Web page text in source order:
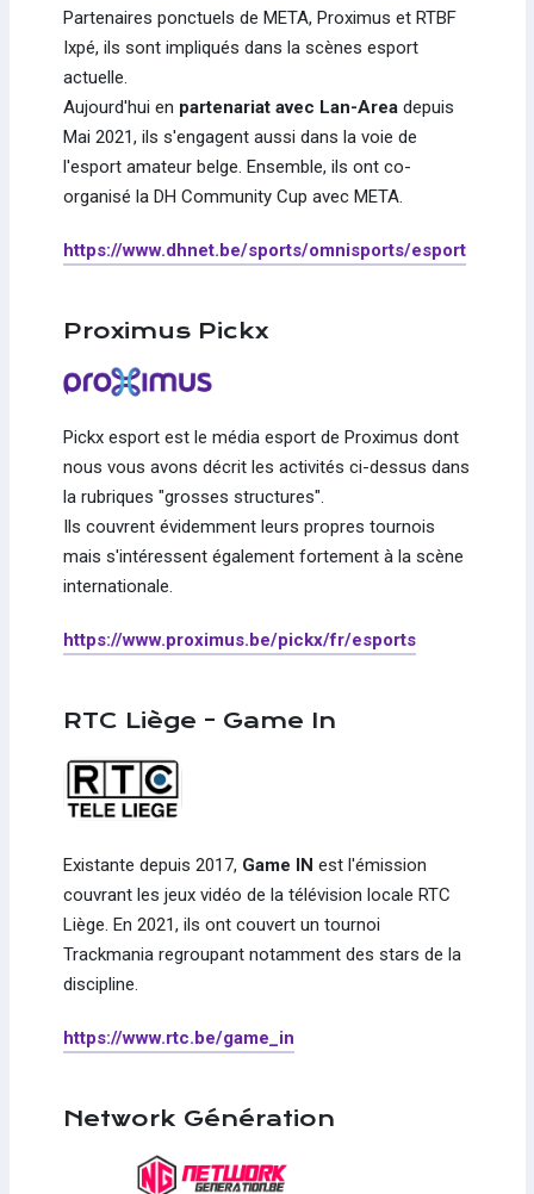
Partenaires ponctuels de META, Proximus et RTBF
Ixpé, ils sont impliqués dans la scènes esport
actuelle.
Aujourd'hui en partenariat avec Lan-Areadepuis
Mai 2021, ils s'engagent aussi dans la voie de
l'esport amateur belge. Ensemble, ils ont co-
organisé la DH Community Cup avec META.
https://www.dhnet.be/sports/omnisports/esport
Proximus Pickx
Pickx esport est le média esport de Proximus dont
nous vous avons décrit les activités ci-dessus dans
la rubriques "grosses structures".
Ils couvrent évidemment leurs propres tournois
mais s'intéressent également fortement à la scène
internationale.
https://www.proximus.be/pickx/fr/esports
RTC Liège - Game In
Existante depuis 2017, Game IN est l'émission
couvrant les jeux vidéo de la télévision locale RTC
Liège. En 2021, ils ont couvert un tournoi
Trackmania regroupant notamment des stars de la
discipline.
https://www.rtc.be/game_in
Network Génération